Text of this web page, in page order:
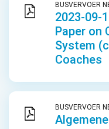
BUSVERVOER
2023-09-
Paper on
System
Coaches
BUSVERVOER